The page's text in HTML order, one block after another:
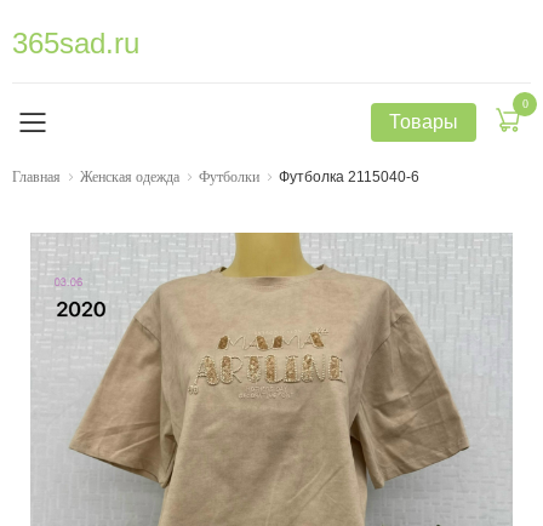
365sad.ru
Товары
0
Главная Женская одежда Футболки Футболка 2115040-6